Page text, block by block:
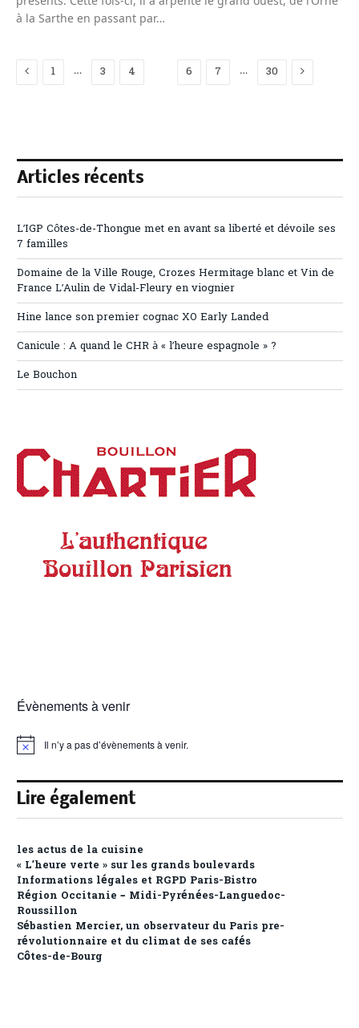
à la Sarthe en passant par…
Previous
1 … 3 4 6 7 … 30 Next
Articles récents
L’IGP Côtes-de-Thongue met en avant sa liberté et dévoile ses
7 familles
Domaine de la Ville Rouge, Crozes Hermitage blanc et Vin de
France L’Aulin de Vidal-Fleury en viognier
Hine lance son premier cognac XO Early Landed
Canicule : A quand le CHR à « l’heure espagnole » ?
Le Bouchon
Évènements à venir
Notice Il n’y a pas d’évènements à venir.
Lire également
les actus de la cuisine
« L’heure verte » sur les grands boulevards
Informations légales et RGPD Paris-Bistro
Région Occitanie – Midi-Pyrénées-Languedoc-
Roussillon
Sébastien Mercier, un observateur du Paris pre-
révolutionnaire et du climat de ses cafés
Côtes-de-Bourg